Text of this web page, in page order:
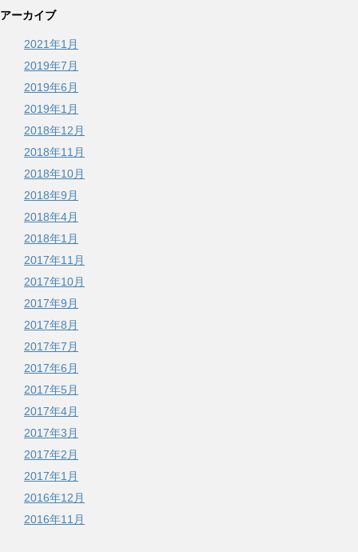
アーカイブ
2021年1月
2019年7月
2019年6月
2019年1月
2018年12月
2018年11月
2018年10月
2018年9月
2018年4月
2018年1月
2017年11月
2017年10月
2017年9月
2017年8月
2017年7月
2017年6月
2017年5月
2017年4月
2017年3月
2017年2月
2017年1月
2016年12月
2016年11月